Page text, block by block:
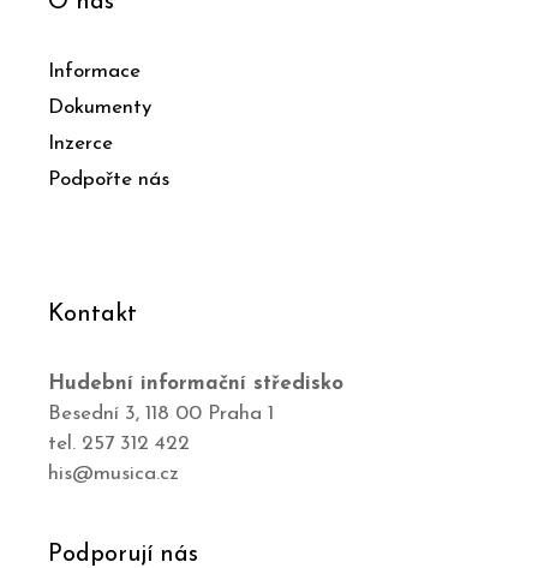
Informace
Dokumenty
Inzerce
Podpořte nás
Kontakt
Hudební informační středisko
Besední 3, 118 00 Praha 1
tel. 257 312 422
his@musica.cz
Podporují nás